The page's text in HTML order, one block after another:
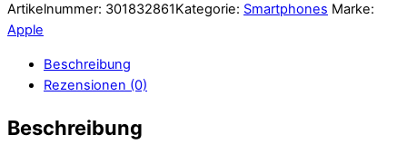
Artikelnummer: 301832861Kategorie: Smartphones Marke:
Apple
Beschreibung
Rezensionen (0)
Beschreibung